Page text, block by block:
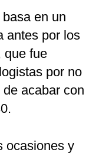
en un
antes por los
que fue
por no
acabar con
ocasiones y